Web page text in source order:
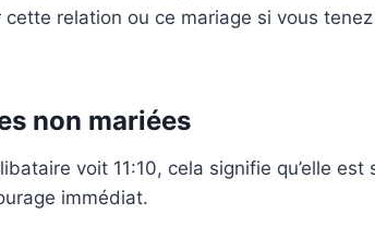
relation ou ce mariage si vous
non mariées
voit 11:10, cela signifie qu’elle est
immédiat.